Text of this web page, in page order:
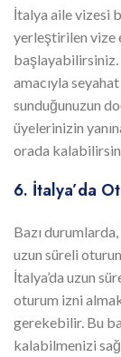
İtalya aile vizesi
yerleştirilen vize
başlayabilirsiniz.
amacıyla
sunduğunuzun
üyelerinizin
orada
6. İtalya’da
Bazı
uzun süreli
İtalya’da uzun
oturum izni
gerekebilir. Bu
kalabilmenizi